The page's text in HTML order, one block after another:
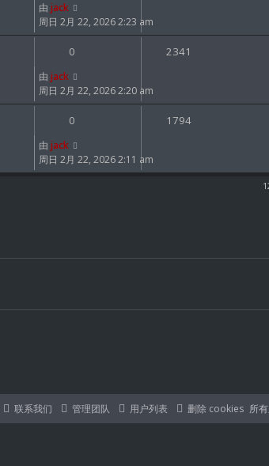
由 jack
周日 2月 22, 2026 2:23 am
0 2341
由 jack
周日 2月 22, 2026 2:20 am
0 1794
由 jack
周日 2月 22, 2026 2:11 am
所
删除 cookies
用户列表
管理团队
联系我们